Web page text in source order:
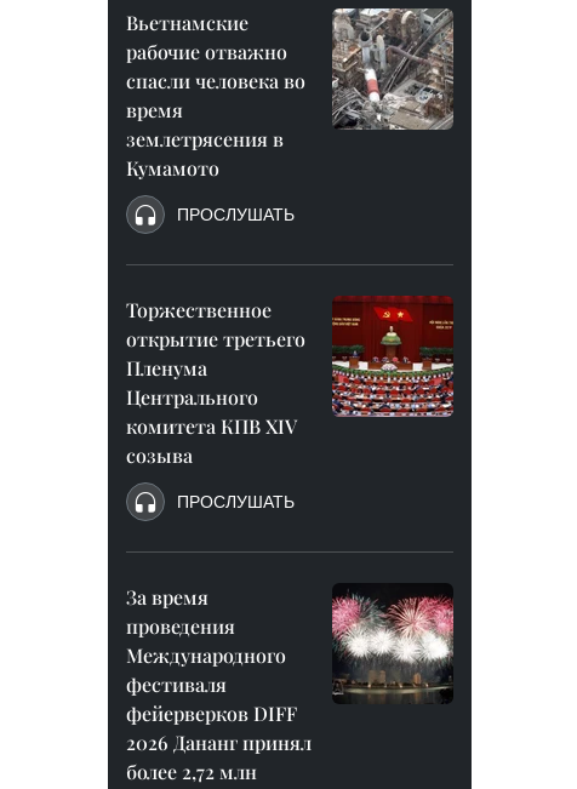
Вьетнамские
рабочие отважно
спасли человека во
время
землетрясения в
Кумамото
ПРОСЛУШАТЬ
Торжественное
открытие третьего
Пленума
Центрального
комитета КПВ XIV
созыва
ПРОСЛУШАТЬ
За время
проведения
Международного
фестиваля
фейерверков DIFF
2026 Дананг принял
более 2,72 млн